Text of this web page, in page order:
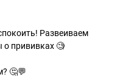
Развеиваем
прививках 🧐
🤔💬